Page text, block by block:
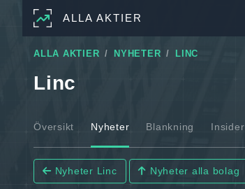
ALLA AKTIER
ALLA AKTIER NYHETER LINC
Linc
Översikt Nyheter Blankning Insider
Nyheter Linc Nyheter alla bolag